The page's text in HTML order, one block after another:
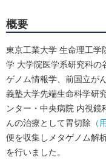
概要
東京工業大学 生命理工学
学 大学院医学系研究科の
ゲノム情報学、前国立が
義塾大学先端生命科学研
ンター・中央病院 内視
んの治療として胃切除 （
便を収集しメタゲノム解
を行いました。